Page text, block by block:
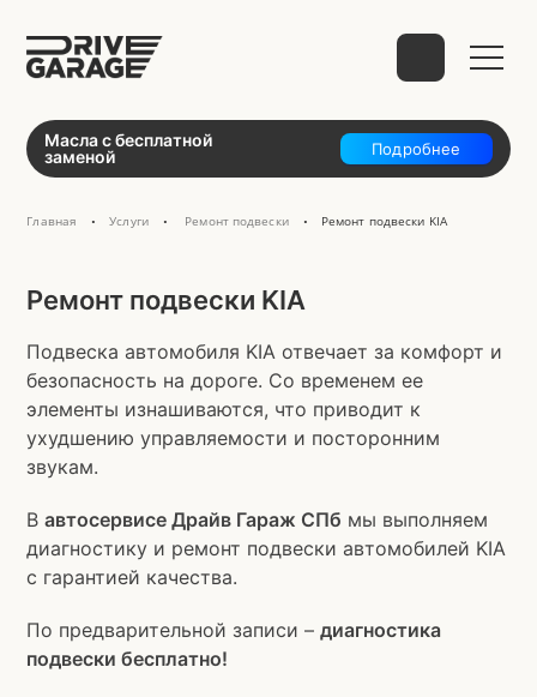
Масла с бесплатной
заменой
Подробнее
Главная • Услуги • Ремонт подвески • Ремонт подвески KIA
Ремонт подвески KIA
Подвеска автомобиля KIA отвечает за комфорт и
безопасность на дороге. Со временем ее
элементы изнашиваются, что приводит к
ухудшению управляемости и посторонним
звукам.
Вавтосервисе Драйв Гараж СПб мы выполняем
диагностику и ремонт подвески автомобилей KIA
с гарантией качества.
По предварительной записи –диагностика
подвески бесплатно!
Выберите способ связи
WhatsApp
Phone